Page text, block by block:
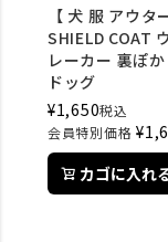
【 犬 服 アウタ
SHIELD COAT
レーカー 裏ぽ
ドッグ
¥1,650税込
会員特別価格 ¥
カゴに入れ